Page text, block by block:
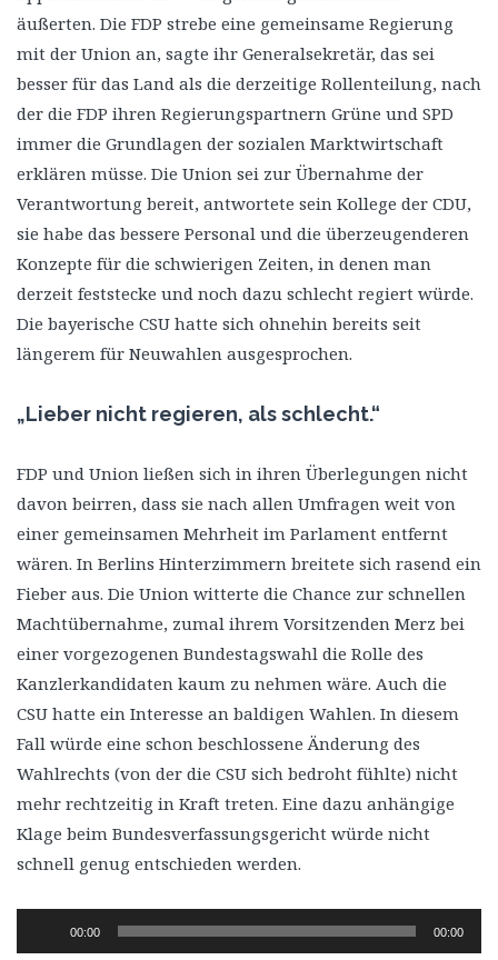
äußerten. Die FDP strebe eine gemeinsame Regierung
mit der Union an, sagte ihr Generalsekretär, das sei
besser für das Land als die derzeitige Rollenteilung, nach
der die FDP ihren Regierungspartnern Grüne und SPD
immer die Grundlagen der sozialen Marktwirtschaft
erklären müsse. Die Union sei zur Übernahme der
Verantwortung bereit, antwortete sein Kollege der CDU,
sie habe das bessere Personal und die überzeugenderen
Konzepte für die schwierigen Zeiten, in denen man
derzeit feststecke und noch dazu schlecht regiert würde.
Die bayerische CSU hatte sich ohnehin bereits seit
längerem für Neuwahlen ausgesprochen.
„Lieber nicht regieren, als schlecht.“
FDP und Union ließen sich in ihren Überlegungen nicht
davon beirren, dass sie nach allen Umfragen weit von
einer gemeinsamen Mehrheit im Parlament entfernt
wären. In Berlins Hinterzimmern breitete sich rasend ein
Fieber aus. Die Union witterte die Chance zur schnellen
Machtübernahme, zumal ihrem Vorsitzenden Merz bei
einer vorgezogenen Bundestagswahl die Rolle des
Kanzlerkandidaten kaum zu nehmen wäre. Auch die
CSU hatte ein Interesse an baldigen Wahlen. In diesem
Fall würde eine schon beschlossene Änderung des
Wahlrechts (von der die CSU sich bedroht fühlte) nicht
mehr rechtzeitig in Kraft treten. Eine dazu anhängige
Klage beim Bundesverfassungsgericht würde nicht
schnell genug entschieden werden.
Player
00:00 00:00